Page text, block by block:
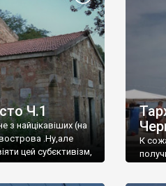
Ч.1
з найцікавіших (на
.Ну,але
цей субєктивізм,
К